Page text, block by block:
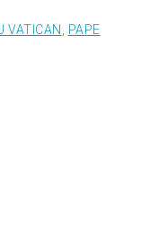
VATICAN
PAPE